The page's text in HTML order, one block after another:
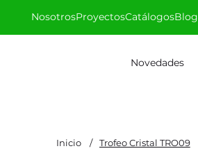
Novedades
NosotrosProyectosCatálogosBlog
Inicio / Trofeo Cristal TRO09